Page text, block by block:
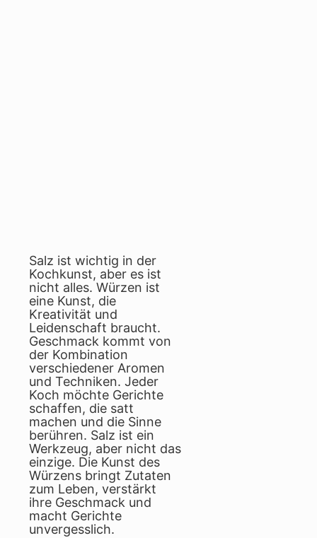
Salz ist wichtig in der
Kochkunst, aber es ist
nicht alles. Würzen ist
eine Kunst, die
Kreativität und
Leidenschaft braucht.
Geschmack kommt von
der Kombination
verschiedener Aromen
und Techniken. Jeder
Koch möchte Gerichte
schaffen, die satt
machen und die Sinne
berühren. Salz ist ein
Werkzeug, aber nicht das
einzige. Die Kunst des
Würzens bringt Zutaten
zum Leben, verstärkt
ihre Geschmack und
macht Gerichte
unvergesslich.